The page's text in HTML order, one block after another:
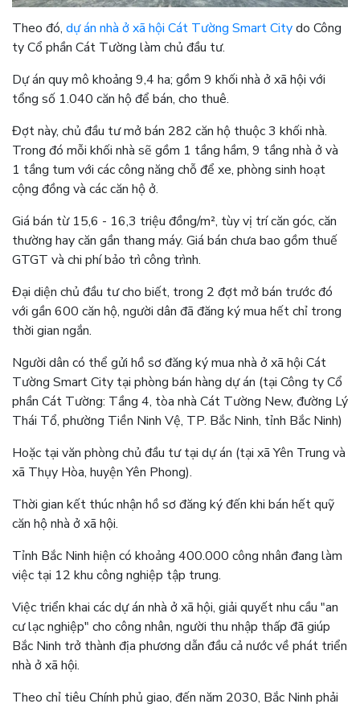
Theo đó, dự án nhà ở xã hội Cát Tường Smart Citydo Công
ty Cổ phần Cát Tường làm chủ đầu tư.
Dự án quy mô khoảng 9,4 ha; gồm 9 khối nhà ở xã hội với
tổng số 1.040 căn hộ để bán, cho thuê.
Đợt này, chủ đầu tư mở bán 282 căn hộ thuộc 3 khối nhà.
Trong đó mỗi khối nhà sẽ gồm 1 tầng hầm, 9 tầng nhà ở và
1 tầng tum với các công năng chỗ để xe, phòng sinh hoạt
cộng đồng và các căn hộ ở.
Giá bán từ 15,6 - 16,3 triệu đồng/m², tùy vị trí căn góc, căn
thường hay căn gần thang máy. Giá bán chưa bao gồm thuế
GTGT và chi phí bảo trì công trình.
Đại diện chủ đầu tư cho biết, trong 2 đợt mở bán trước đó
với gần 600 căn hộ, người dân đã đăng ký mua hết chỉ trong
thời gian ngắn.
Người dân có thể gửi hồ sơ đăng ký mua nhà ở xã hội Cát
Tường Smart City tại phòng bán hàng dự án (tại Công ty Cổ
phần Cát Tường: Tầng 4, tòa nhà Cát Tường New, đường Lý
Thái Tổ, phường Tiền Ninh Vệ, TP. Bắc Ninh, tỉnh Bắc Ninh)
Hoặc tại văn phòng chủ đầu tư tại dự án (tại xã Yên Trung và
xã Thụy Hòa, huyện Yên Phong).
Thời gian kết thúc nhận hồ sơ đăng ký đến khi bán hết quỹ
căn hộ nhà ở xã hội.
Tỉnh Bắc Ninh hiện có khoảng 400.000 công nhân đang làm
việc tại 12 khu công nghiệp tập trung.
Việc triển khai các dự án nhà ở xã hội, giải quyết nhu cầu "an
cư lạc nghiệp" cho công nhân, người thu nhập thấp đã giúp
Bắc Ninh trở thành địa phương dẫn đầu cả nước về phát triển
nhà ở xã hội.
Theo chỉ tiêu Chính phủ giao, đến năm 2030, Bắc Ninh phải